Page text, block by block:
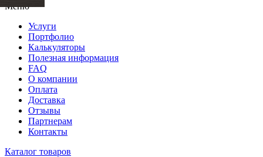
Меню
Услуги
Портфолио
Калькуляторы
Полезная информация
FAQ
О компании
Оплата
Доставка
Отзывы
Партнерам
Контакты
Каталог товаров